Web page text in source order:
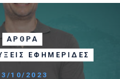
ΆΡΘΡΑ
ΕΦΗΜΕΡΊΔΕΣ
10/2023